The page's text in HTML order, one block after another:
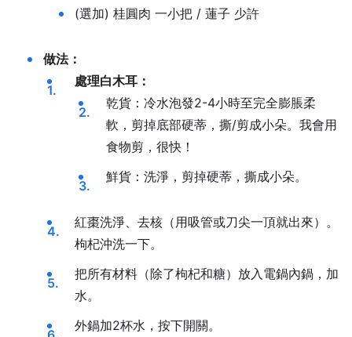
(選加) 桂圓肉 一小把 / 蓮子 少許
做法：
處理白木耳：
乾貨：冷水泡發2-4小時至完全膨脹柔
軟，剪掉底部硬蒂，撕/剪成小朵。我會用
食物剪，很快！
鮮貨：洗淨，剪掉硬蒂，撕成小朵。
紅棗洗淨、去核（用吸管或刀尖一頂就出來）。
枸杞沖洗一下。
把所有材料（除了枸杞和糖）放入電鍋內鍋，加
水。
外鍋加2杯水，按下開關。